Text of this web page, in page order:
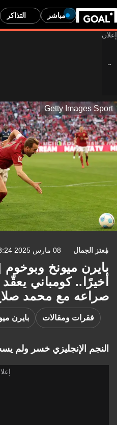
مباشر التذاكر
Getty Images Sport
معتز الجمال 08 مارس 2025 13:24-05:00
بايرن ميونخ وبوخوم |
أخيرًا.. كومباني
صراعه مع محمد
فقرات ومقالات بايرن
النجم الإنجليزي خسر ولم